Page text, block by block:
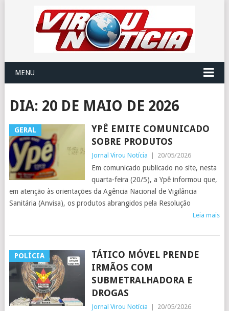
MENU
DIA: 20 DE MAIO DE 2026
GERAL
YPÊ EMITE COMUNICADO
SOBRE PRODUTOS
Jornal Virou Notícia 20/05/2026
Em comunicado publicado no site, nesta
quarta-feira (20/5), a Ypê informou que,
em atenção às orientações da Agência Nacional de Vigilância
Sanitária (Anvisa), os produtos abrangidos pela Resolução
Leia mais
POLÍCIA
TÁTICO MÓVEL PRENDE
IRMÃOS COM
SUBMETRALHADORA E
DROGAS
Jornal Virou Notícia 20/05/2026